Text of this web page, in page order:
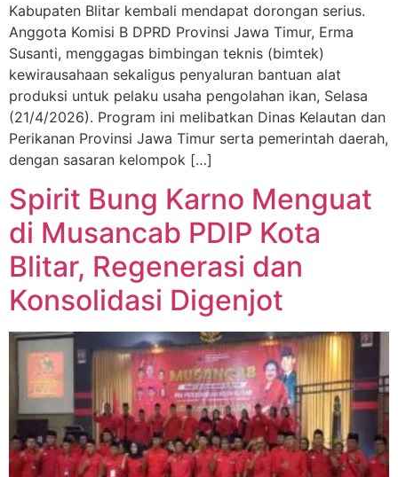
Kabupaten Blitar kembali mendapat dorongan serius.
Anggota Komisi B DPRD Provinsi Jawa Timur, Erma
Susanti, menggagas bimbingan teknis (bimtek)
kewirausahaan sekaligus penyaluran bantuan alat
produksi untuk pelaku usaha pengolahan ikan, Selasa
(21/4/2026). Program ini melibatkan Dinas Kelautan dan
Perikanan Provinsi Jawa Timur serta pemerintah daerah,
dengan sasaran kelompok […]
Spirit Bung Karno Menguat
di Musancab PDIP Kota
Blitar, Regenerasi dan
Konsolidasi Digenjot